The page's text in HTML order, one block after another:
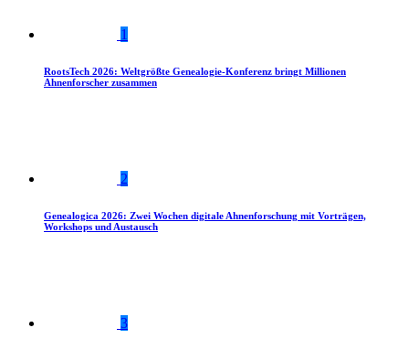
1
RootsTech 2026: Weltgrößte Genealogie-Konferenz bringt Millionen
Ahnenforscher zusammen
2
Genealogica 2026: Zwei Wochen digitale Ahnenforschung mit Vorträgen,
Workshops und Austausch
3